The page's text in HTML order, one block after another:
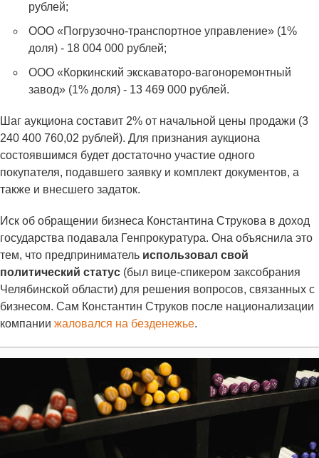
рублей;
ООО «Погрузочно-транспортное управление» (1%
доля) - 18 004 000 рублей;
ООО «Коркинский экскаваторо-вагоноремонтный
завод» (1% доля) - 13 469 000 рублей.
Шаг аукциона составит 2% от начальной цены продажи (3
240 400 760,02 рублей). Для признания аукциона
состоявшимся будет достаточно участие одного
покупателя, подавшего заявку и комплект документов, а
также и внесшего задаток.
Иск об обращении бизнеса Константина Струкова в доход
государства подавала Генпрокуратура. Она объяснила это
тем, что предприниматель использовал свой
политический статус (был вице-спикером заксобрания
Челябинской области) для решения вопросов, связанных с
бизнесом. Сам Константин Струков после национализации
компании жаловался на безденежье.